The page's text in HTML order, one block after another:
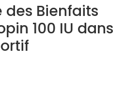
des Bienfaits
100 IU dans